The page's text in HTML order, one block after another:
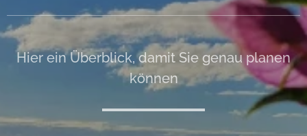
Hier ein Überblick, damit Sie genau planen
können